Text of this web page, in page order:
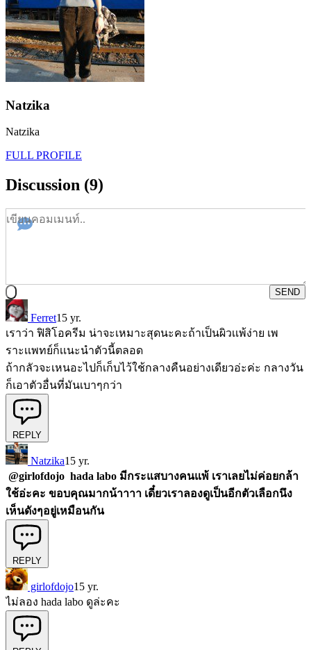
Natzika
Natzika
FULL PROFILE
Discussion (9)
SEND
Ferret15 yr.
เราว่า ฟิสิโอครีม น่าจะเหมาะสุดนะคะถ้าเป็นผิวเเพ้ง่าย เพ
ราะเเพทย์ก็เเนะนำตัวนี้ตลอด
ถ้ากลัวจะเหนอะไปก็เก็บไว้ใช้กลางคืนอย่างเดียวอ่ะค่ะ กลางวัน
ก็เอาตัวอื่นที่มันเบาๆกว่า
REPLY
Natzika15 yr.
@girlofdojo hada labo มีกระแสบางคนแพ้ เราเลยไม่ค่อยกล้า
ใช้อ่ะคะ ขอบคุณมากน้าาาา เดี๋ยวเราลองดูเป็นอีกตัวเลือกนึง
เห็นดังๆอยู่เหมือนกัน
REPLY
girlofdojo15 yr.
ไม่ลอง hada labo ดูล่ะคะ